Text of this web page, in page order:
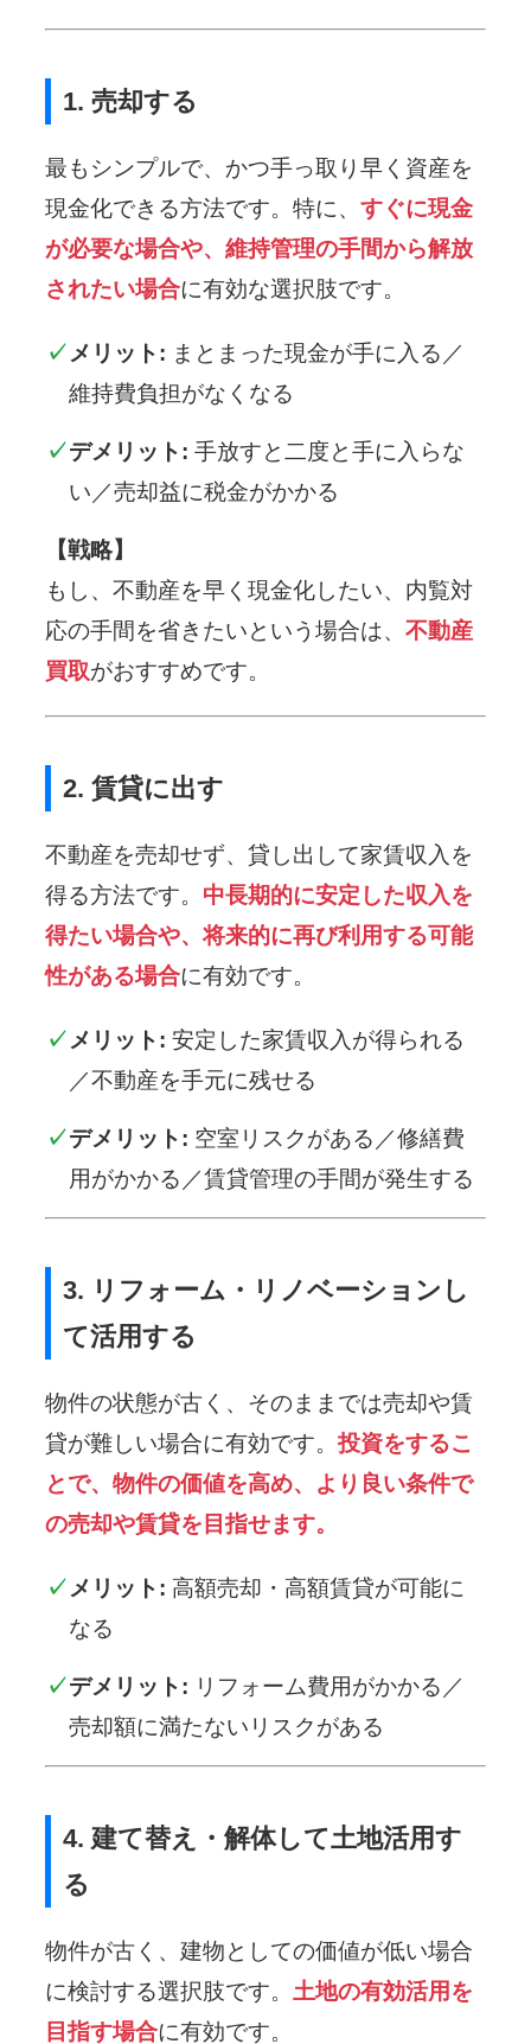
1. 売却する
最もシンプルで、かつ手っ取り早く資産を
現金化できる方法です。特に、 すぐに現金
が必要な場合や、維持管理の手間から解放
されたい場合に有効な選択肢です。
メリット: まとまった現金が手に入る／
維持費負担がなくなる
デメリット: 手放すと二度と手に入らな
い／売却益に税金がかかる
【戦略】
もし、不動産を早く現金化したい、内覧対
応の手間を省きたいという場合は、 不動産
買取がおすすめです。
2. 賃貸に出す
不動産を売却せず、貸し出して家賃収入を
得る方法です。 中長期的に安定した収入を
得たい場合や、将来的に再び利用する可能
性がある場合に有効です。
メリット: 安定した家賃収入が得られる
／不動産を手元に残せる
デメリット: 空室リスクがある／修繕費
用がかかる／賃貸管理の手間が発生する
3. リフォーム・リノベーションし
て活用する
物件の状態が古く、そのままでは売却や賃
貸が難しい場合に有効です。投資をするこ
とで、物件の価値を高め、より良い条件で
の売却や賃貸を目指せます。
メリット: 高額売却・高額賃貸が可能に
なる
デメリット: リフォーム費用がかかる／
売却額に満たないリスクがある
4. 建て替え・解体して土地活用す
る
物件が古く、建物としての価値が低い場合
に検討する選択肢です。 土地の有効活用を
目指す場合に有効です。